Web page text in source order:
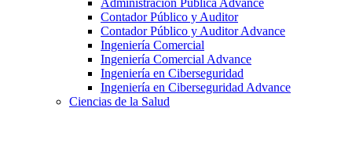
Administración Pública Advance
Contador Público y Auditor
Contador Público y Auditor Advance
Ingeniería Comercial
Ingeniería Comercial Advance
Ingeniería en Ciberseguridad
Ingeniería en Ciberseguridad Advance
Ciencias de la Salud